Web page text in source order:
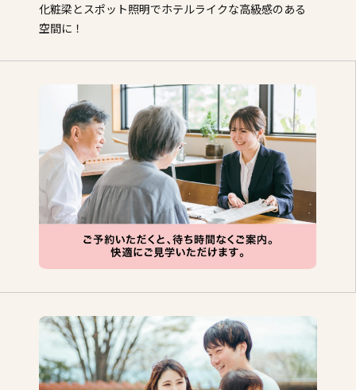
化粧梁とスポット照明でホテルライクな高級感のある
空間に！